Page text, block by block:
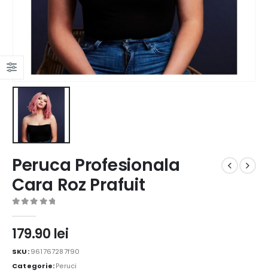
Peruca Profesionala
Cara Roz Prafuit
179.90 lei
SKU:961767287f90
Categorie:Peruci